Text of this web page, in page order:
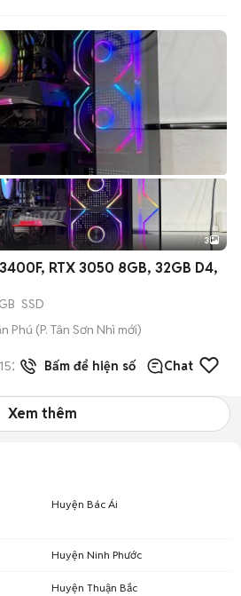
3
RTX 3050 8GB, 32GB D4,
SSD
Phú (P. Tân Sơn Nhì mới)
152 đã bánBấm để hiện số Chat
Xem thêm
Huyện Bác Ái
Huyện Ninh Phước
Huyện Thuận Bắc